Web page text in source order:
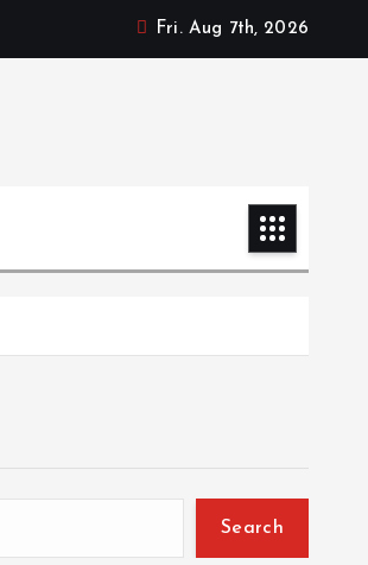
Fri. Aug 7th, 2026
Search